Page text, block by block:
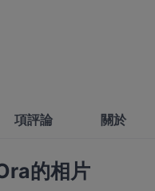
項評論 關於
的相片